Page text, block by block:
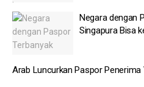
Negara dengan
Singapura Bisa
Arab Luncurkan Paspor Penerima